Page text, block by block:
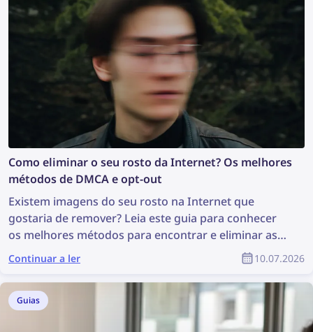
Como eliminar o seu rosto da Internet? Os melhores
métodos de DMCA e opt-out
Existem imagens do seu rosto na Internet que
gostaria de remover? Leia este guia para conhecer
os melhores métodos para encontrar e eliminar as
suas fotografias online!
Continuar a ler 10.07.2026
Guias